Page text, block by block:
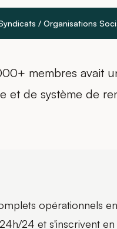
/ Organisations
membres avait
et de système de
opérationnels
24 et s'inscrivent en